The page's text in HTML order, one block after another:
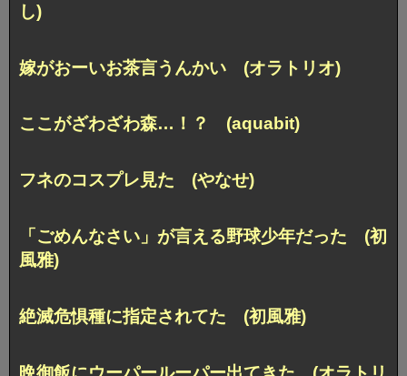
し)
嫁がおーいお茶言うんかい (オラトリオ)
ここがざわざわ森…！？ (aquabit)
フネのコスプレ見た (やなせ)
「ごめんなさい」が言える野球少年だった (初
風雅)
絶滅危惧種に指定されてた (初風雅)